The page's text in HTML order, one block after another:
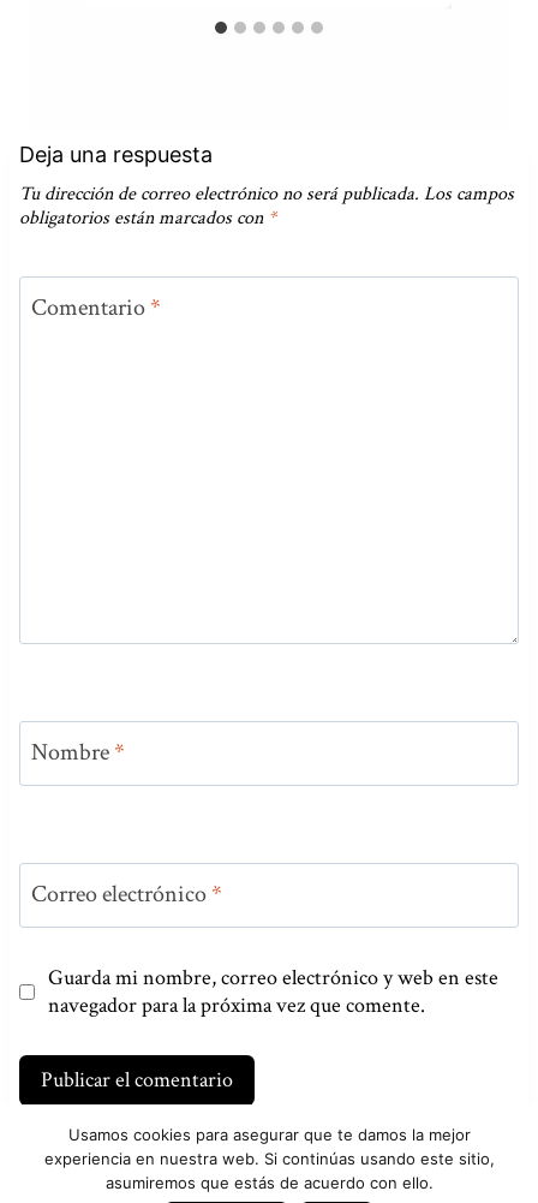
Deja una respuesta
Tu dirección de correo electrónico no será publicada. Los campos
obligatorios están marcados con *
Comentario*
Nombre*
Correo electrónico*
Guarda mi nombre, correo electrónico y web en este
navegador para la próxima vez que comente.
Usamos cookies para asegurar que te damos la mejor
experiencia en nuestra web. Si continúas usando este sitio,
asumiremos que estás de acuerdo con ello.